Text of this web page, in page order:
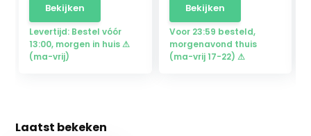
Bekijken
Levertijd: Bestel vóór
13:00, morgen in huis ⚠
(ma-vrij)
Bekijken
Voor 23:59 besteld,
morgenavond thuis
(ma-vrij 17-22) ⚠
Laatst bekeken